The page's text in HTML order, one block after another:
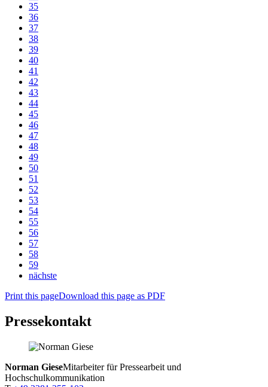
35
36
37
38
39
40
41
42
43
44
45
46
47
48
49
50
51
52
53
54
55
56
57
58
59
nächste
Print this pageDownload this page as PDF
Pressekontakt
Norman GieseMitarbeiter für Pressearbeit und
Hochschulkommunikation